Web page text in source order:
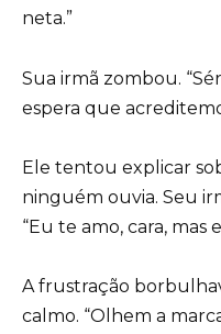
neta.”
Sua irmã zombou.
espera que
Ele tentou explicar
ninguém ouvia. Seu
“Eu te amo, cara, mas
A frustração
calmo. “Olhem a